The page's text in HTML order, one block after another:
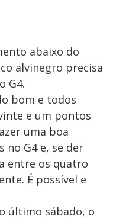
abaixo do
alvinegro precisa
G4.
bom e todos
e um pontos
uma boa
no G4 e, se der
entre os quatro
É possível e
último sábado, o